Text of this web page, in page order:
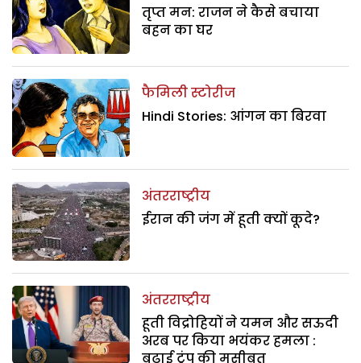
तृप्त मन: राजन ने कैसे बचाया
बहन का घर
फैमिली स्टोरीज
Hindi Stories: आंगन का बिरवा
अंतरराष्ट्रीय
ईरान की जंग में हूती क्यों कूदे?
अंतरराष्ट्रीय
हूती विद्रोहियों ने यमन और सऊदी
अरब पर किया भयंकर हमला :
बढ़ाई ट्रंप की मुसीबत